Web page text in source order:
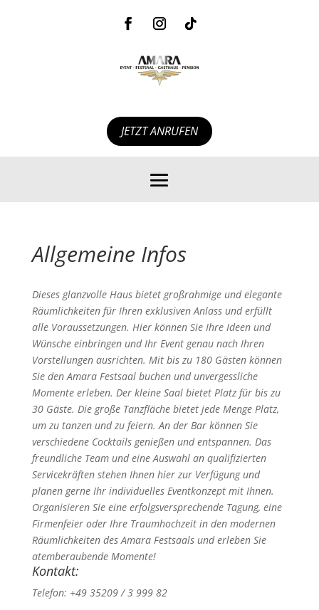
JETZT ANRUFEN
Allgemeine Infos
Dieses glanzvolle Haus bietet großrahmige und elegante
Räumlichkeiten für Ihren exklusiven Anlass und erfüllt
alle Voraussetzungen. Hier können Sie Ihre Ideen und
Wünsche einbringen und Ihr Event genau nach Ihren
Vorstellungen ausrichten. Mit bis zu 180 Gästen können
Sie den Amara Festsaal buchen und unvergessliche
Momente erleben. Der kleine Saal bietet Platz für bis zu
30 Gäste. Die große Tanzfläche bietet jede Menge Platz,
um zu tanzen und zu feiern. An der Bar können Sie
verschiedene Cocktails genießen und entspannen. Das
freundliche Team und eine Auswahl an qualifizierten
Servicekräften stehen Ihnen hier zur Verfügung und
planen gerne Ihr individuelles Eventkonzept mit Ihnen.
Organisieren Sie eine erfolgsversprechende Tagung, eine
Firmenfeier oder Ihre Traumhochzeit in den modernen
Räumlichkeiten des Amara Festsaals und erleben Sie
atemberaubende Momente!
Kontakt:
Telefon: +49 35209 / 3 999 82